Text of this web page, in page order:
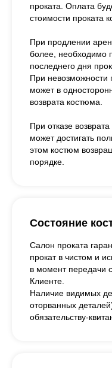
проката. Оплата
стоимости проката
При продлении
более, необходимо
последнего дня
При невозможности
может в
возврата костюма.
При отказе
может достигать
этом костюм
порядке.
Состояние
Салон проката
прокат в чистом и
в момент передачи
Клиенте.
Наличие видимых
оторванных
обязательству-